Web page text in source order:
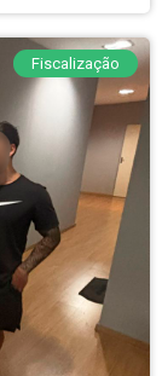
Fiscalização